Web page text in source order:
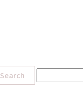
Search